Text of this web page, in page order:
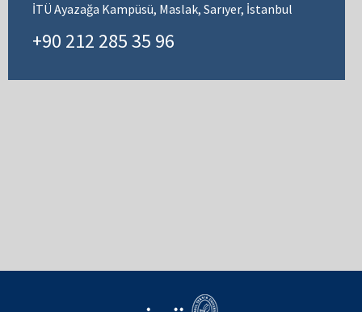
İTÜ Ayazağa Kampüsü, Maslak, Sarıyer, İstanbul
+90 212 285 35 96